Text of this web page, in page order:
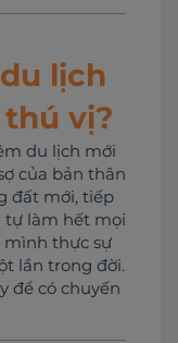
lịch
vị?
du lịch mới
của bản thân
đất mới, tiếp
tự làm hết mọi
thực sự
lần trong đời.
để có chuyến